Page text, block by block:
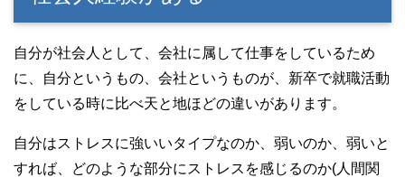
自分が社会人として、会社に属して仕事をしているため
に、自分というもの、会社というものが、新卒で就職活動
をしている時に比べ天と地ほどの違いがあります。
自分はストレスに強いいタイプなのか、弱いのか、弱いと
すれば、どのような部分にストレスを感じるのか(人間関